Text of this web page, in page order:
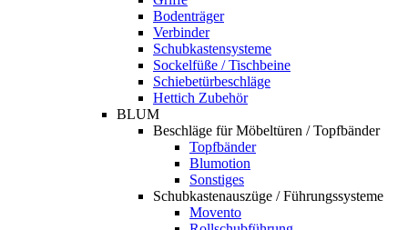
Bodenträger
Verbinder
Schubkastensysteme
Sockelfüße / Tischbeine
Schiebetürbeschläge
Hettich Zubehör
BLUM
Beschläge für Möbeltüren / Topfbänder
Topfbänder
Blumotion
Sonstiges
Schubkastenauszüge / Führungssysteme
Movento